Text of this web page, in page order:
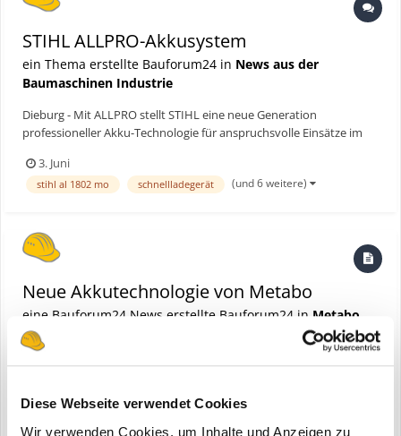
Diese Webseite verwendet Cookies
Wir verwenden Cookies, um Inhalte und Anzeigen zu
STIHL ALLPRO-Akkusystem
ein Thema erstellte Bauforum24 in News aus der
Baumaschinen Industrie
Dieburg - Mit ALLPRO stellt STIHL eine neue Generation
professioneller Akku-Technologie für anspruchsvolle Einsätze im
Systems sind neue Hochleistungsakkus mit unterschiedlichem
Energiegehalt, die dank innovativer Tabless-Technologie mit deutl...
3. Juni
stihl al 1802 mo schnellladegerät (und 6 weitere)
Neue Akkutechnologie von Metabo
eine Bauforum24 News erstellte Bauforum24 in Metabo